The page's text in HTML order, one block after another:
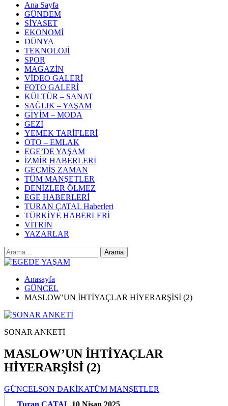
Ana Sayfa
GÜNDEM
SİYASET
EKONOMİ
DÜNYA
TEKNOLOJİ
SPOR
MAGAZİN
VİDEO GALERİ
FOTO GALERİ
KÜLTÜR – SANAT
SAĞLIK – YAŞAM
GİYİM – MODA
GEZİ
YEMEK TARİFLERİ
OTO – EMLAK
EGE’DE YAŞAM
İZMİR HABERLERİ
GEÇMİŞ ZAMAN
TÜM MANŞETLER
DENİZLER ÖLMEZ
EGE HABERLERİ
TURAN ÇATAL Haberleri
TÜRKİYE HABERLERİ
VİTRİN
YAZARLAR
Anasayfa
GÜNCEL
MASLOW’UN İHTİYAÇLAR HİYERARŞİSİ (2)
SONAR ANKETİ
MASLOW’UN İHTİYAÇLAR
HİYERARŞİSİ (2)
GÜNCELSON DAKİKATÜM MANŞETLER
Turan ÇATAL 10 Nisan 2025